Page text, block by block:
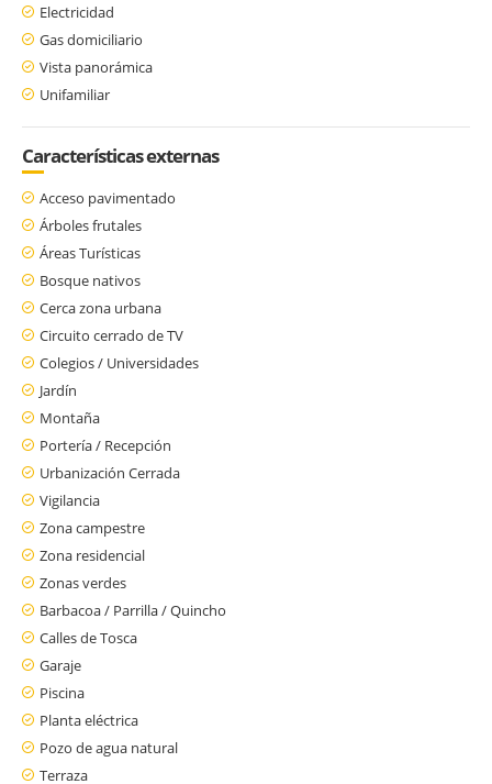
Electricidad
Gas domiciliario
Vista panorámica
Unifamiliar
Características externas
Acceso pavimentado
Árboles frutales
Áreas Turísticas
Bosque nativos
Cerca zona urbana
Circuito cerrado de TV
Colegios / Universidades
Jardín
Montaña
Portería / Recepción
Urbanización Cerrada
Vigilancia
Zona campestre
Zona residencial
Zonas verdes
Barbacoa / Parrilla / Quincho
Calles de Tosca
Garaje
Piscina
Planta eléctrica
Pozo de agua natural
Terraza